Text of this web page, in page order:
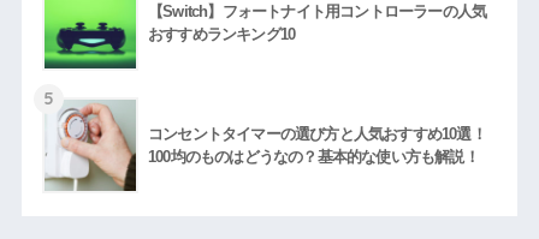
【Switch】フォートナイト用コントローラーの人気
おすすめランキング10
5
コンセントタイマーの選び方と人気おすすめ10選！
100均のものはどうなの？基本的な使い方も解説！